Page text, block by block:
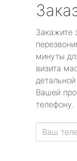
Закажите
минуты
визита
Вашей
телефону.